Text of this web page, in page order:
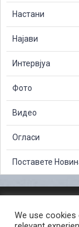
Настани
Најави
Интервјуа
Фото
Видео
Огласи
Поставете
СЛОБОДЕН
We use